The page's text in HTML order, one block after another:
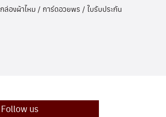
กล่องผ้าไหม / การ์ดอวยพร / ใบรับประกัน
Follow us